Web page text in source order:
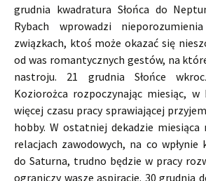
grudnia kwadratura Słońca do
Rybach wprowadzi
związkach, ktoś może okazać się
od was romantycznych gestów, na
nastroju. 21 grudnia Słońce
Koziorożca rozpoczynając miesiąc, w
więcej czasu pracy sprawiającej
hobby. W ostatniej dekadzie miesiąca
relacjach zawodowych, na co wpłynie
do Saturna, trudno będzie w pracy
ograniczy wasze aspiracje. 30 grudnia